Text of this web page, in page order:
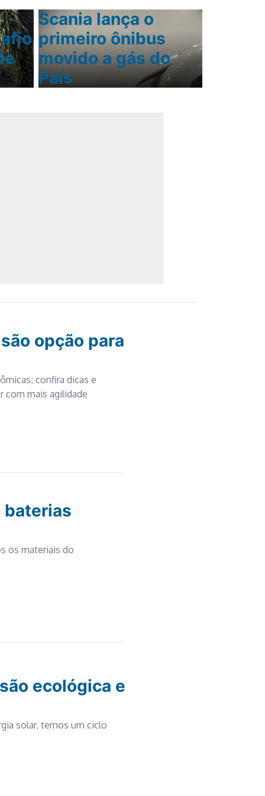
Scania lança o
primeiro ônibus
movido a gás do
País
opção para
confira dicas e
com mais agilidade
baterias
os materiais do
ecológica e
solar, temos um ciclo